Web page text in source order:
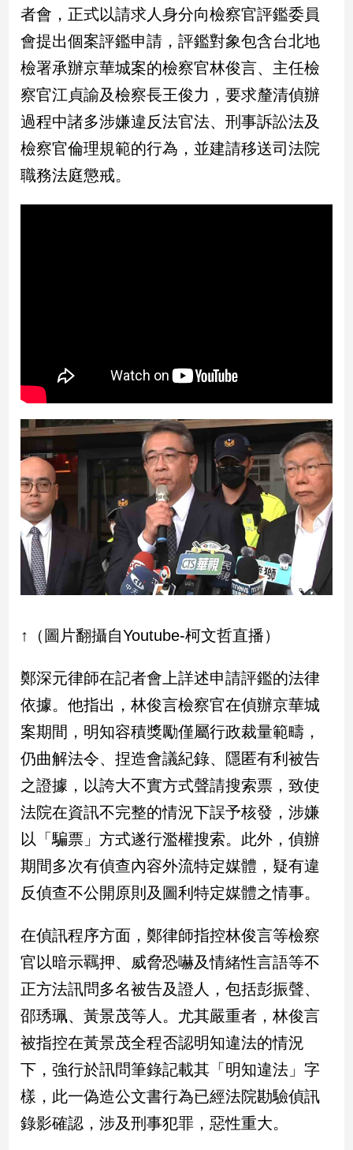
焦
點
品
觀
民
調
國
會
焦
方
新
冠
病
毒
專
區
南
灣
點
南
台
灣
觀
點
娛
樂
娛
聞
流
行/
時
尚
追
生
者會，正式以請求人身分向檢察官評鑑委員
會提出個案評鑑申請，評鑑對象包含台北地
檢署承辦京華城案的檢察官林俊言、主任檢
察官江貞諭及檢察長王俊力，要求釐清偵辦
過程中諸多涉嫌違反法官法、刑事訴訟法及
檢察官倫理規範的行為，並建請移送司法院
職務法庭懲戒。
↑（圖片翻攝自Youtube-柯文哲直播）
鄭深元律師在記者會上詳述申請評鑑的法律
依據。他指出，林俊言檢察官在偵辦京華城
案期間，明知容積獎勵僅屬行政裁量範疇，
仍曲解法令、捏造會議紀錄、隱匿有利被告
之證據，以誇大不實方式聲請搜索票，致使
法院在資訊不完整的情況下誤予核發，涉嫌
以「騙票」方式遂行濫權搜索。此外，偵辦
期間多次有偵查內容外流特定媒體，疑有違
反偵查不公開原則及圖利特定媒體之情事。
在偵訊程序方面，鄭律師指控林俊言等檢察
官以暗示羈押、威脅恐嚇及情緒性言語等不
正方法訊問多名被告及證人，包括彭振聲、
邵琇珮、黃景茂等人。尤其嚴重者，林俊言
被指控在黃景茂全程否認明知違法的情況
下，強行於訊問筆錄記載其「明知違法」字
樣，此一偽造公文書行為已經法院勘驗偵訊
錄影確認，涉及刑事犯罪，惡性重大。